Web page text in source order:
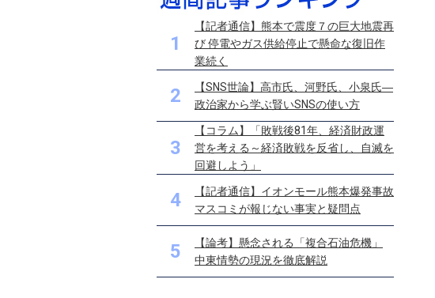
1
【記者通信】熊本で震度７の巨大地震再
び 停電やガス供給停止で懸命な復旧作
業続く
2
【SNS世論】高市氏、河野氏、小泉氏―
政治家から学ぶ賢いSNSの使い方
3
【コラム】「敗戦後81年、経済財政運
営を考える～経済敗戦を反省し、自滅を
回避しよう」
4
【記者通信】イオンモール熊本爆発事故
マスコミが報じない事実と疑問点
5
【論考】懸念される「複合石油危機」
中東情勢の現況を徹底解説